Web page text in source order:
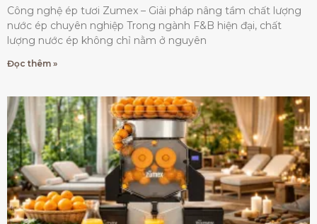
Công nghệ ép tươi Zumex – Giải pháp nâng tầm chất lượng
nước ép chuyên nghiệp Trong ngành F&B hiện đại, chất
lượng nước ép không chỉ nằm ở nguyên
Đọc thêm »